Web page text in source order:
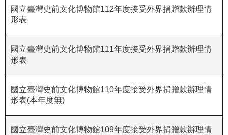
隱
私
權
保
護
策
資
訊
安
國立臺灣史前文化博物館112年度接受外界捐贈款辦理情
形表
國立臺灣史前文化博物館111年度接受外界捐贈款辦理情
形表
國立臺灣史前文化博物館110年度接受外界捐贈款辦理情
形表(本年度無)
國立臺灣史前文化博物館109年度接受外界捐贈款辦理情